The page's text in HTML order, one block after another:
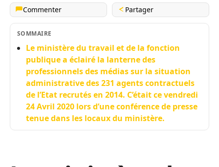
Commenter
Partager
SOMMAIRE
Le ministère du travail et de la fonction
publique a éclairé la lanterne des
professionnels des médias sur la situation
administrative des 231 agents contractuels
de l’Etat recrutés en 2014. C’était ce vendredi
24 Avril 2020 lors d’une conférence de presse
tenue dans les locaux du ministère.